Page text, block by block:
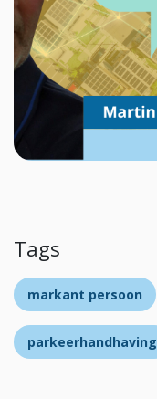
Tags
markant persoon
parkeerhandhaving